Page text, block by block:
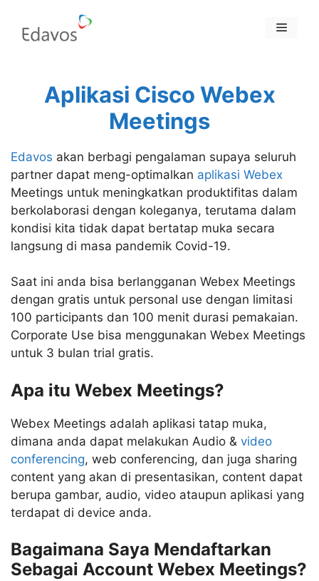
content
Menu
Aplikasi Cisco Webex
Meetings
Edavos akan berbagi pengalaman supaya seluruh
partner dapat meng-optimalkan aplikasi Webex
Meetings untuk meningkatkan produktifitas dalam
berkolaborasi dengan koleganya, terutama dalam
kondisi kita tidak dapat bertatap muka secara
langsung di masa pandemik Covid-19.
Saat ini anda bisa berlangganan Webex Meetings
dengan gratis untuk personal use dengan limitasi
100 participants dan 100 menit durasi pemakaian.
Corporate Use bisa menggunakan Webex Meetings
untuk 3 bulan trial gratis.
Apa itu Webex Meetings?
Webex Meetings adalah aplikasi tatap muka,
dimana anda dapat melakukan Audio & video
conferencing, web conferencing, dan juga sharing
content yang akan di presentasikan, content dapat
berupa gambar, audio, video ataupun aplikasi yang
terdapat di device anda.
Bagaimana Saya Mendaftarkan
Sebagai Account Webex Meetings?